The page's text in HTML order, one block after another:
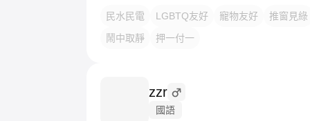
民水民電 LGBTQ友好 寵物友好
推窗見綠
鬧中取靜
押一付一
zzr
國語